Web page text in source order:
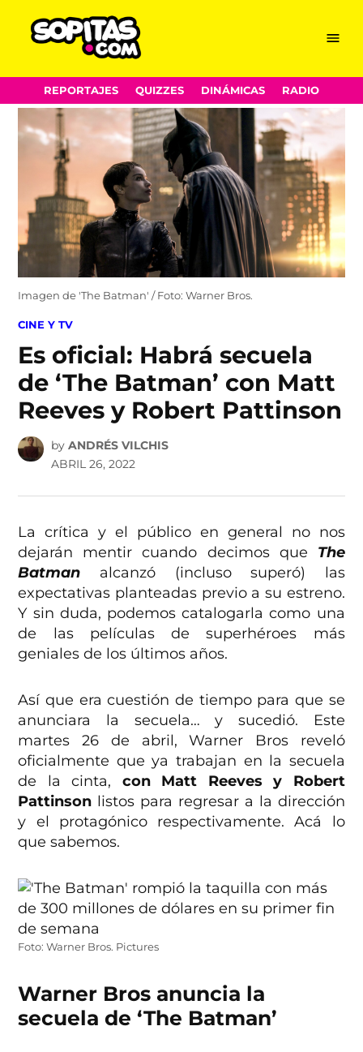
Skip
to
content
Menu
REPORTAJES QUIZZES DINÁMICAS RADIO
Imagen de 'The Batman' / Foto: Warner Bros.
POSTED
CINE Y TV
Es oficial: Habrá secuela
de ‘The Batman’ con Matt
Reeves y Robert Pattinson
by ANDRÉS VILCHIS
ABRIL 26, 2022
La crítica y el público en general no nos
dejarán mentir cuando decimos que The
Batman alcanzó (incluso superó) las
expectativas planteadas previo a su estreno.
Y sin duda, podemos catalogarla como una
de las películas de superhéroes más
geniales de los últimos años.
Así que era cuestión de tiempo para que se
anunciara la secuela… y sucedió. Este
martes 26 de abril, Warner Bros reveló
oficialmente que ya trabajan en la secuela
de la cinta, con Matt Reeves y Robert
Pattinson listos para regresar a la dirección
y el protagónico respectivamente. Acá lo
que sabemos.
Foto: Warner Bros. Pictures
Warner Bros anuncia la
secuela de ‘The Batman’